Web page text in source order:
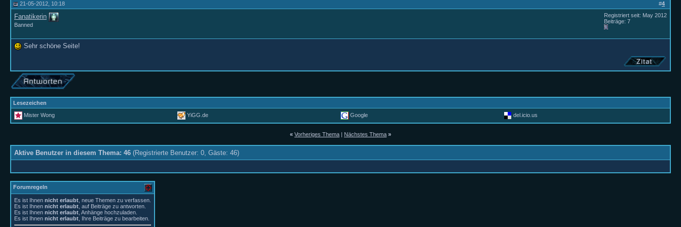
#4
21-05-2012, 10:18
Fanatikerin
Banned
Registriert seit: May 2012
Beiträge: 7
Sehr schöne Seite!
Lesezeichen
Mister Wong
YiGG.de Google del.icio.us
« Vorheriges Thema | Nächstes Thema »
Aktive Benutzer in diesem Thema: 46 (Registrierte Benutzer: 0, Gäste: 46)
Forumregeln
Es ist Ihnen nicht erlaubt , neue Themen zu verfassen.
Es ist Ihnen nicht erlaubt , auf Beiträge zu antworten.
Es ist Ihnen nicht erlaubt , Anhänge hochzuladen.
Es ist Ihnen nicht erlaubt , Ihre Beiträge zu bearbeiten.